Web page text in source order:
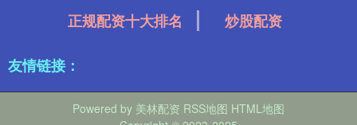
正规配资十大排名
炒股配资
友情链接：
Powered by 美林配资 RSS地图 HTML地图